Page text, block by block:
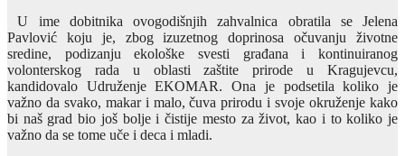
U ime dobitnika ovogodišnjih zahvalnica obratila se Jelena
Pavlović koju je, zbog izuzetnog doprinosa očuvanju životne
sredine, podizanju ekološke svesti građana i kontinuiranog
volonterskog rada u oblasti zaštite prirode u Kragujevcu,
kandidovalo Udruženje EKOMAR. Ona je podsetila koliko je
važno da svako, makar i malo, čuva prirodu i svoje okruženje kako
bi naš grad bio još bolje i čistije mesto za život, kao i to koliko je
važno da se tome uče i deca i mladi.